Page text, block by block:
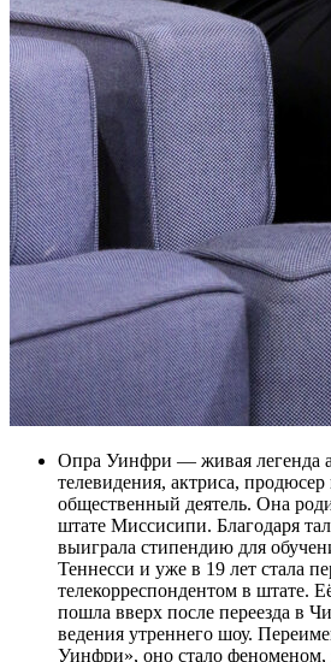
Опра Уинфри — живая легенда
телевидения, актриса,
общественный деятель. Она
штате Миссисипи. Благодаря
выиграла стипендию для
Теннесси и уже в 19 лет стала
телекорреспондентом в штате.
пошла вверх после переезда в
ведения утреннего шоу.
Уинфри», оно стало феноменом,